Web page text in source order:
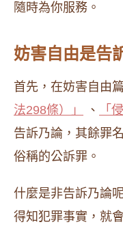
隨時為你服務。
妨害自由是告
首先，在妨害自由
法298條）」
、 「
告訴乃論，其餘罪
俗稱的公訴罪。
什麼是非告訴乃論
得知犯罪事實，就